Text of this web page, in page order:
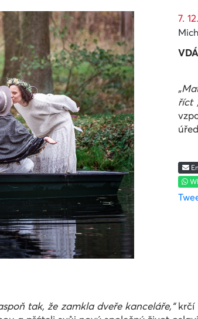
7.
říct
tak, že zamkla dveře kanceláře,“krčí